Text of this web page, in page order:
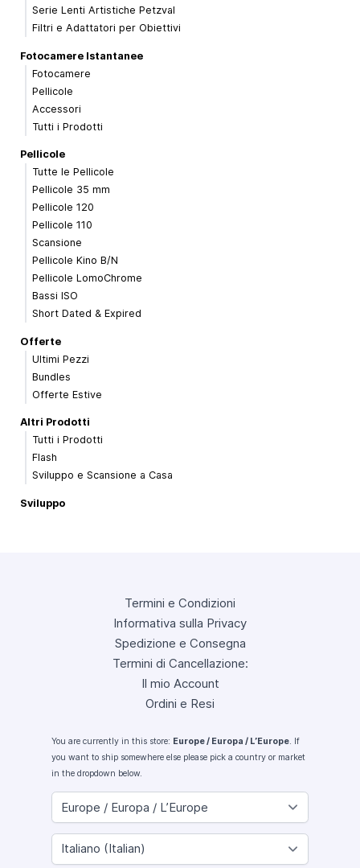
Serie Lenti Artistiche Petzval
Filtri e Adattatori per Obiettivi
Fotocamere Istantanee
Fotocamere
Pellicole
Accessori
Tutti i Prodotti
Pellicole
Tutte le Pellicole
Pellicole 35 mm
Pellicole 120
Pellicole 110
Scansione
Pellicole Kino B/N
Pellicole LomoChrome
Bassi ISO
Short Dated & Expired
Offerte
Ultimi Pezzi
Bundles
Offerte Estive
Altri Prodotti
Tutti i Prodotti
Flash
Sviluppo e Scansione a Casa
Sviluppo
Termini e Condizioni
Informativa sulla Privacy
Spedizione e Consegna
Termini di Cancellazione:
Il mio Account
Ordini e Resi
You are currently in this store: Europe / Europa / L’Europe . If
you want to ship somewhere else please pick a country or market
in the dropdown below.